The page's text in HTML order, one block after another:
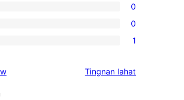
0
0
1
Tingnan lahat